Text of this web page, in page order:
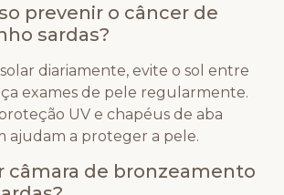
prevenir o câncer de
sardas?
diariamente, evite o sol entre
exames de pele regularmente.
UV e chapéus de aba
ajudam a proteger a pele.
câmara de bronzeamento